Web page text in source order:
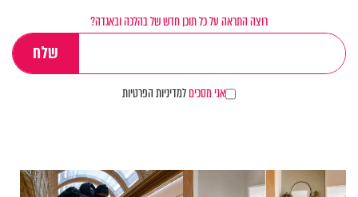
רוצה התראה על כל תוכן חדש של בהלכה ובאגדה?
אני מסכיםלמדיניות הפרטיות